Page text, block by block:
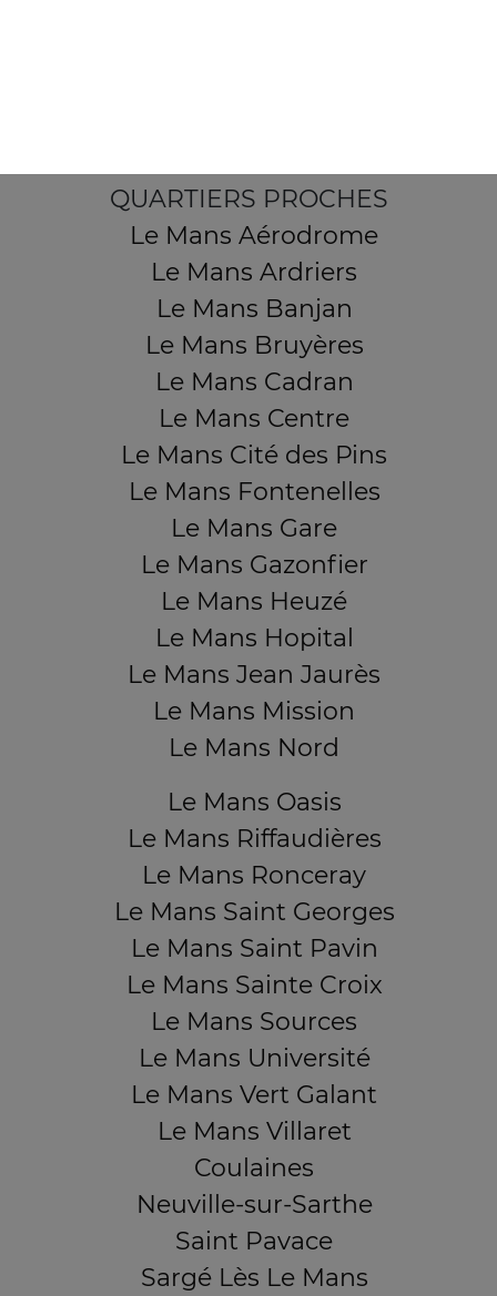
QUARTIERS PROCHES
Le Mans Aérodrome
Le Mans Ardriers
Le Mans Banjan
Le Mans Bruyères
Le Mans Cadran
Le Mans Centre
Le Mans Cité des Pins
Le Mans Fontenelles
Le Mans Gare
Le Mans Gazonfier
Le Mans Heuzé
Le Mans Hopital
Le Mans Jean Jaurès
Le Mans Mission
Le Mans Nord
Le Mans Oasis
Le Mans Riffaudières
Le Mans Ronceray
Le Mans Saint Georges
Le Mans Saint Pavin
Le Mans Sainte Croix
Le Mans Sources
Le Mans Université
Le Mans Vert Galant
Le Mans Villaret
Coulaines
Neuville-sur-Sarthe
Saint Pavace
Sargé Lès Le Mans